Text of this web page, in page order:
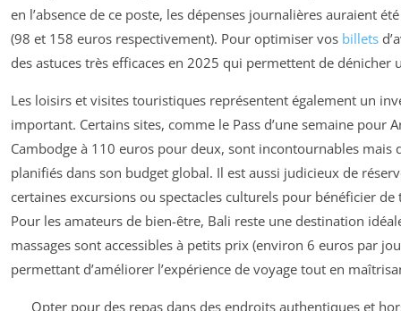
en l’absence de ce poste, les dépenses journalières auraient
(98 et 158 euros respectivement). Pour optimiser vos billets
des astuces très efficaces en 2025 qui permettent de dénicher
Les loisirs et visites touristiques représentent également un
important. Certains sites, comme le Pass d’une semaine pour
Cambodge à 110 euros pour deux, sont incontournables mais
planifiés dans son budget global. Il est aussi judicieux de
certaines excursions ou spectacles culturels pour bénéficier
Pour les amateurs de bien-être, Bali reste une destination
massages sont accessibles à petits prix (environ 6 euros par
permettant d’améliorer l’expérience de voyage tout en
Opter pour des repas dans des endroits authentiques et